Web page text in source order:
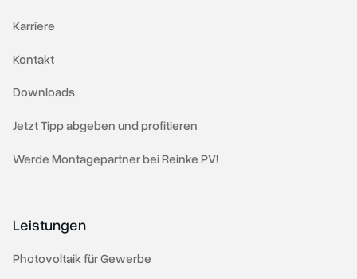
Karriere
Kontakt
Downloads
Jetzt Tipp abgeben und profitieren
Werde Montagepartner bei Reinke PV!
Leistungen
Photovoltaik für Gewerbe